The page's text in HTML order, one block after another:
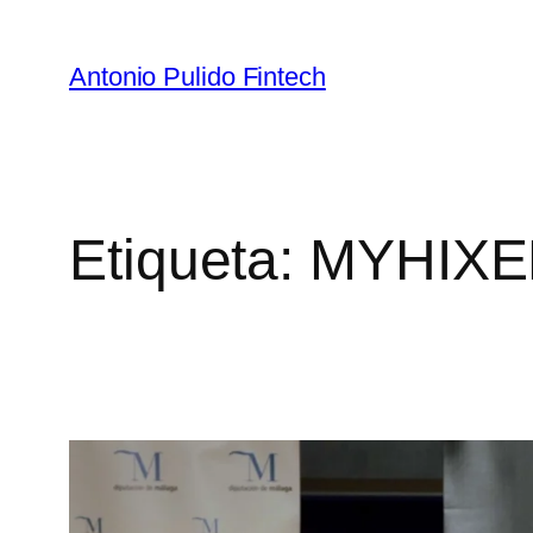
Antonio Pulido Fintech
Etiqueta: